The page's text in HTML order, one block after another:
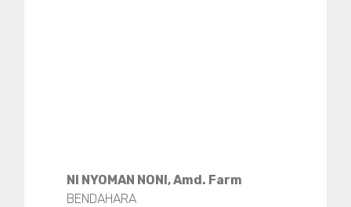
NI NYOMAN NONI, Amd. Farm
BENDAHARA